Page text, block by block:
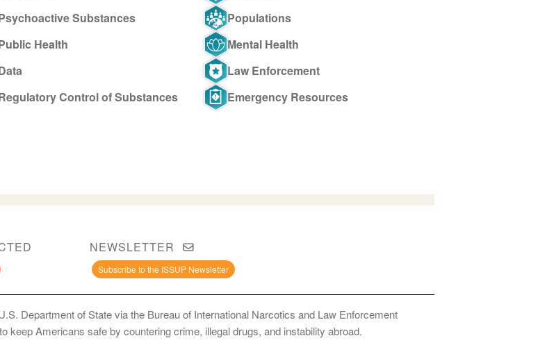
Substances
Populations
Health
Mental Health
Law Enforcement
Control of Substances
Emergency Resources
NEWSLETTER
Subscribe to the ISSUP Newsletter
Department of State via the Bureau of International Narcotics and Law Enforcement
keep Americans safe by countering crime, illegal drugs, and instability abroad.